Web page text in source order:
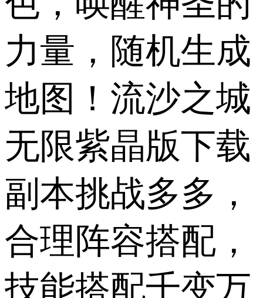
力量，随机生成
地图！流沙之城
无限紫晶版下载
副本挑战多多，
合理阵容搭配，
技能搭配千变万